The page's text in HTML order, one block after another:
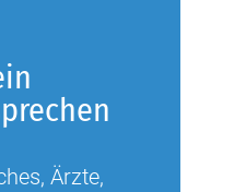
Ärzte,